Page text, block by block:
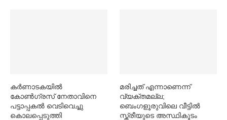
കര്‍ണാടകയില്‍
കോണ്‍ഗ്രസ് നേതാവിനെ
പട്ടാപ്പകല്‍ വെടിവെച്ചു
കൊലപ്പെടുത്തി
മരിച്ചത് എന്നാണെന്ന്
വ്യക്തമല്ല;
ബെംഗളൂരുവിലെ വീട്ടില്‍
സ്ത്രീയുടെ അസ്ഥികൂടം